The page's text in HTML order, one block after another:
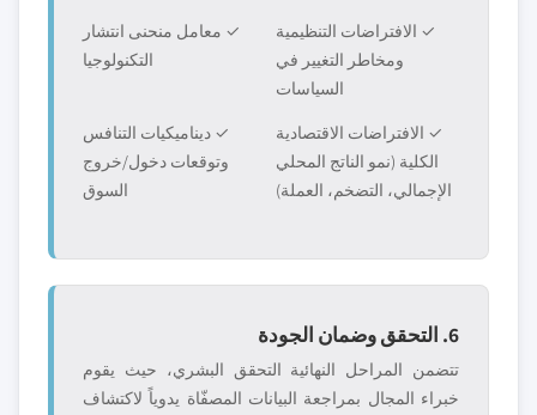
✓ الافتراضات التنظيمية
ومخاطر التغيير في
السياسات
✓ معامل منحنى انتشار
التكنولوجيا
✓ الافتراضات الاقتصادية
الكلية (نمو الناتج المحلي
الإجمالي، التضخم، العملة)
✓ ديناميكيات التنافس
وتوقعات دخول/خروج
السوق
6. التحقق وضمان الجودة
تتضمن المراحل النهائية التحقق البشري، حيث يقوم
خبراء المجال بمراجعة البيانات المصفّاة يدوياً لاكتشاف